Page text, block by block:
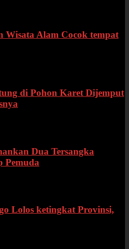
Wisata Alam Cocok tempat
di Pohon Karet Dijemput
Dua Tersangka
Pemuda
Lolos ketingkat Provinsi,